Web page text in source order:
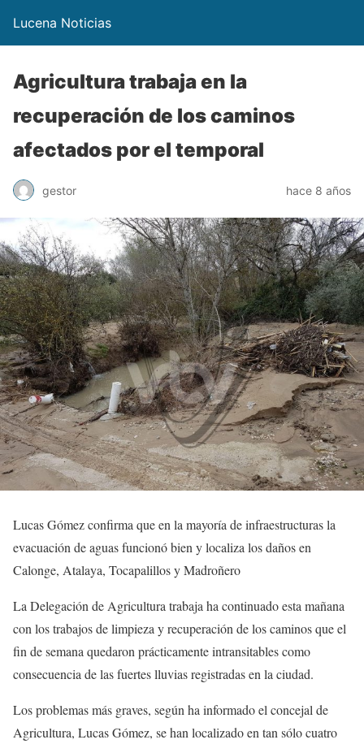
Lucena Noticias
Agricultura trabaja en la
recuperación de los caminos
afectados por el temporal
gestor hace 8 años
Lucas Gómez confirma que en la mayoría de infraestructuras la
evacuación de aguas funcionó bien y localiza los daños en
Calonge, Atalaya, Tocapalillos y Madroñero
La Delegación de Agricultura trabaja ha continuado esta mañana
con los trabajos de limpieza y recuperación de los caminos que el
fin de semana quedaron prácticamente intransitables como
consecuencia de las fuertes lluvias registradas en la ciudad.
Los problemas más graves, según ha informado el concejal de
Agricultura, Lucas Gómez, se han localizado en tan sólo cuatro